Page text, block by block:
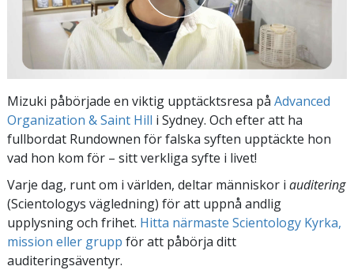
Mizuki påbörjade en viktig upptäcktsresa på Advanced
Organization & Saint Hill i Sydney. Och efter att ha
fullbordat Rundownen för falska syften upptäckte hon
vad hon kom för – sitt verkliga syfte i livet!
Varje dag, runt om i världen, deltar människor i auditering
(Scientologys vägledning) för att uppnå andlig
upplysning och frihet. Hitta närmaste Scientology Kyrka,
mission eller grupp för att påbörja ditt
auditeringsäventyr.